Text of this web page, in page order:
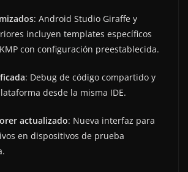
: Android Studio Giraffe y
incluyen templates específicos
con configuración preestablecida.
: Debug de código compartido y
desde la misma IDE.
actualizado: Nueva interfaz para
en dispositivos de prueba